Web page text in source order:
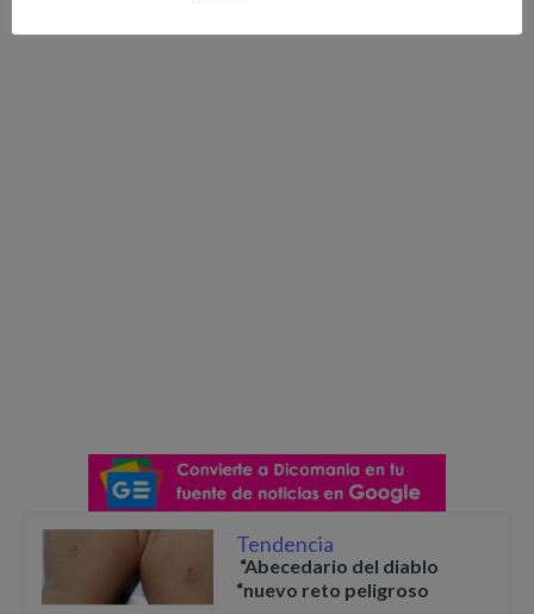
Tendencia
“Abecedario del diablo
“nuevo reto peligroso